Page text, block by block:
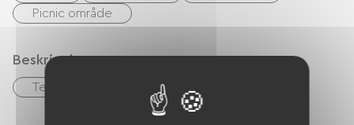
Picnic område
Beskrivelse
Terrasse